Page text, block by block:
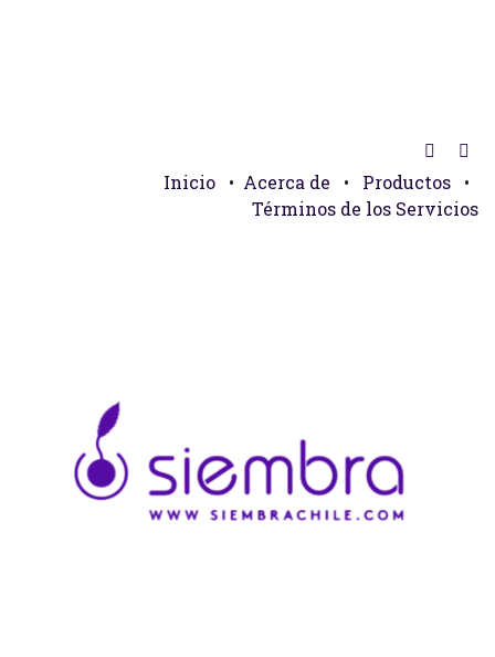
Inicio • Acerca de • Productos
•
Términos de los Servicios